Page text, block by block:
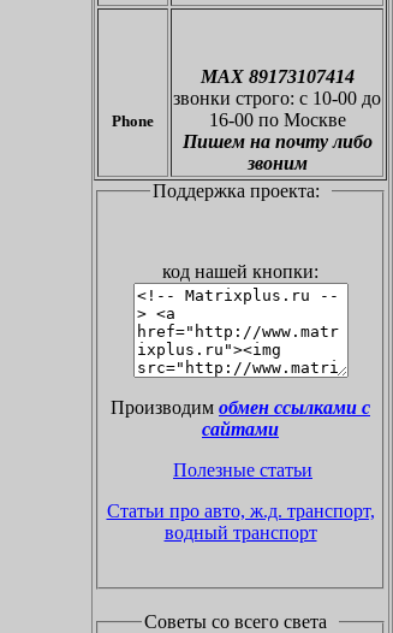
Phone
МАХ 89173107414
звонки строго: с 10-00 до
16-00 по Москве
Пишем на почту либо
звоним
Поддержка проекта:
код нашей кнопки:
Производим обмен ссылками с
сайтами
Полезные статьи
Статьи про авто, ж.д. транспорт,
водный транспорт
Советы со всего света